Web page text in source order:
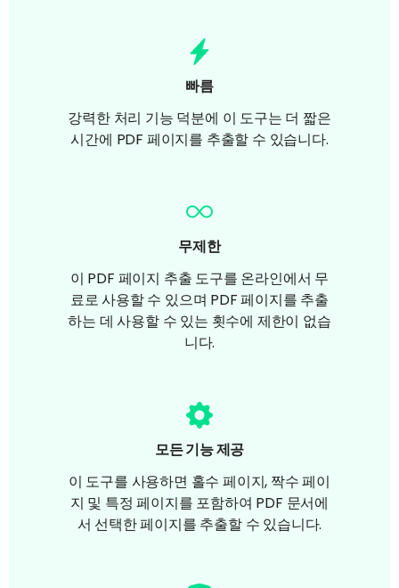
빠름
강력한 처리 기능 덕분에 이 도구는 더 짧은
시간에 PDF 페이지를 추출할 수 있습니다.
무제한
이 PDF 페이지 추출 도구를 온라인에서 무
료로 사용할 수 있으며 PDF 페이지를 추출
하는 데 사용할 수 있는 횟수에 제한이 없습
니다.
모든 기능 제공
이 도구를 사용하면 홀수 페이지, 짝수 페이
지 및 특정 페이지를 포함하여 PDF 문서에
서 선택한 페이지를 추출할 수 있습니다.